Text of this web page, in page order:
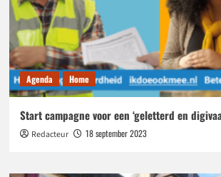
Agenda Home
Start campagne voor een ‘geletterd en
Redacteur 18 september 2023